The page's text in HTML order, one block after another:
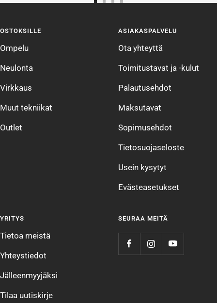
4
OSTOKSILLE
Ompelu
Neulonta
Virkkaus
Muut tekniikat
Outlet
ASIAKASPALVELU
Ota yhteyttä
Toimitustavat ja -kulut
Palautusehdot
Maksutavat
Sopimusehdot
Tietosuojaseloste
Usein kysytyt
Evästeasetukset
YRITYS
Tietoa meistä
Yhteystiedot
Jälleenmyyjäksi
Tilaa uutiskirje
SEURAA MEITÄ